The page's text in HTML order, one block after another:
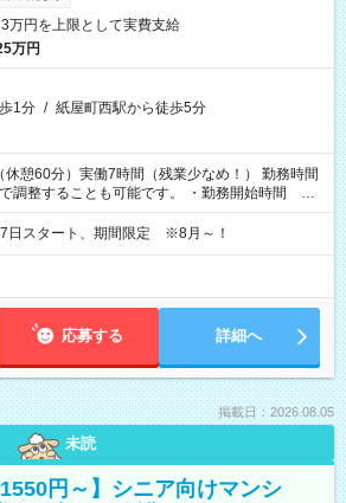
万円を上限として実費支給
万円
1分 / 紙屋町西駅から徒歩5分
憩60分）実働7時間（残業少なめ！） 勤務時間
調整することも可能です。 ・勤務開始時間
・勤務終了時間 15:45～18:30 ・実働 05:00～
日スタート、期間限定 ※8月～！
応募する 詳細へ
掲載日：2026.08.05
未読
1550円～】シニア向けマンシ